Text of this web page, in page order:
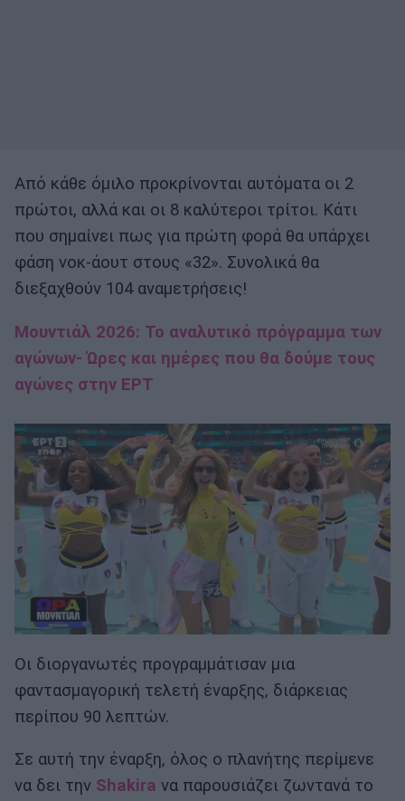
Από κάθε όμιλο προκρίνονται αυτόματα οι 2
πρώτοι, αλλά και οι 8 καλύτεροι τρίτοι. Κάτι
που σημαίνει πως για πρώτη φορά θα υπάρχει
φάση νοκ-άουτ στους «32». Συνολικά θα
διεξαχθούν 104 αναμετρήσεις!
Μουντιάλ 2026: Το αναλυτικό πρόγραμμα των
αγώνων- Ώρες και ημέρες που θα δούμε τους
αγώνες στην ΕΡΤ
Οι διοργανωτές προγραμμάτισαν μια
φαντασμαγορική τελετή έναρξης, διάρκειας
περίπου 90 λεπτών.
Σε αυτή την έναρξη, όλος ο πλανήτης περίμενε
να δει την Shakira να παρουσιάζει ζωντανά το